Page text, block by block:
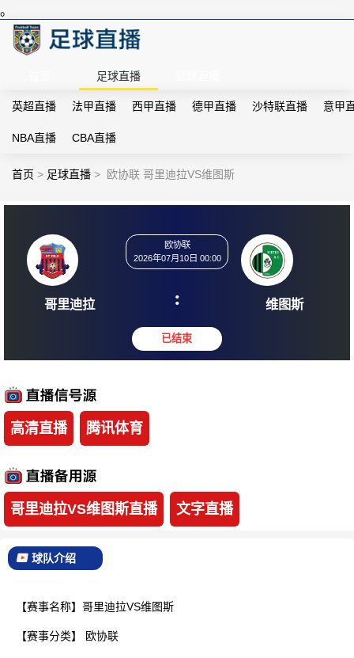
。
足球直播
英超直播 法甲直播 西甲直播 德甲直播 沙特联直播 意甲
NBA直播 CBA直播
首页 > 足球直播 > 欧协联 哥里迪拉VS维图斯
:
高清直播 腾讯体育
哥里迪拉VS维图斯直播 文字直播
球队介绍
【赛事名称】哥里迪拉VS维图斯
【赛事分类】 欧协联